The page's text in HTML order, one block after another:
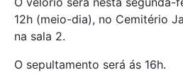
12h (meio-dia), no Cemitério
na sala 2.
O sepultamento será ás 16h.